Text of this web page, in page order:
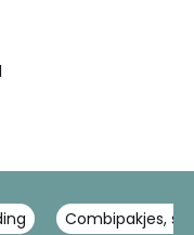
Combipakjes,